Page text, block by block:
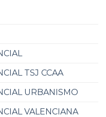
TSJ CCAA
URBANISMO
VALENCIANA